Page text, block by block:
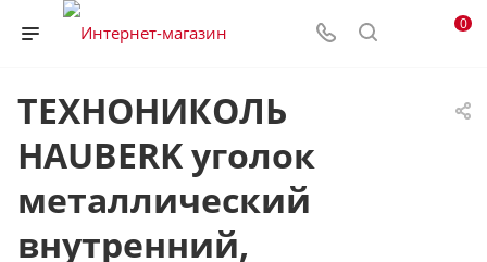
0
ТЕХНОНИКОЛЬ
HAUBERK уголок
металлический
внутренний,